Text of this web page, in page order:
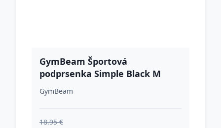
GymBeam Športová
podprsenka Simple Black M
GymBeam
18.95 €